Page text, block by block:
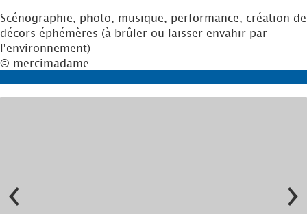
Scénographie, photo, musique, performance, création de
décors éphémères (à brûler ou laisser envahir par
l'environnement)
© mercimadame
‹ ›